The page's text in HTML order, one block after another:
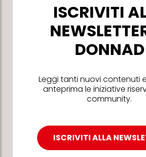
ISCRIVITI
DONNAD
Leggi tanti nuovi contenuti
anteprima le iniziative
community.
ISCRIVITI ALLA